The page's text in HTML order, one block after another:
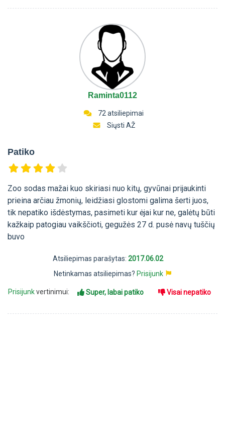
Raminta0112
72 atsiliepimai
Siųsti AŽ
Patiko
Zoo sodas mažai kuo skiriasi nuo kitų, gyvūnai prijaukinti
prieina arčiau žmonių, leidžiasi glostomi galima šerti juos,
tik nepatiko išdėstymas, pasimeti kur ėjai kur ne, galėtų būti
kažkaip patogiau vaikščioti, gegužės 27 d. pusė navų tuščių
buvo
Atsiliepimas parašytas: 2017.06.02
Netinkamas atsiliepimas? Prisijunk
Prisijunkvertinimui: Super, labai patiko Visai nepatiko